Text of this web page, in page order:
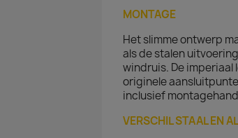
MONTAGE
Het slimme ontwerp
als de stalen
windruis. De imperiaal
originele
inclusief
VERSCHIL STAAL EN